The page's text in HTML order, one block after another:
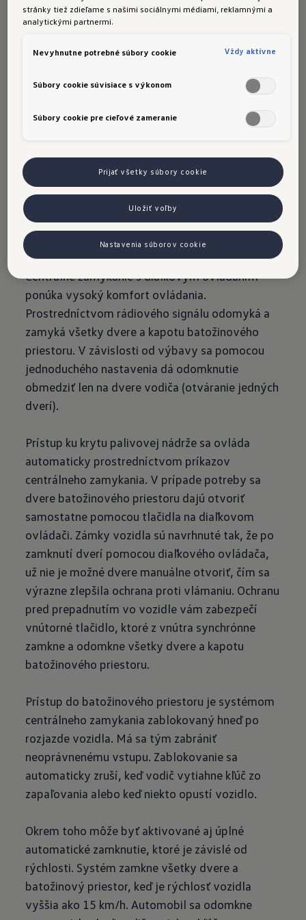
svetlometu alebo do nárazníka. Passat a Polo sú
Stretávacie svetlá zapnuté cez deň.
Funkcie sa automaticky zapnú pri naštartovaní
Diaľkové ovládanie
Centrálne zamykanie s diaľkovým ovládaním
ponúka vysoký komfort ovládania.
Prostredníctvom rádiového signálu odomyká a
zamyká všetky dvere a kapotu batožinového
priestoru. V závislosti od výbavy sa pomocou
jednoduchého nastavenia dá odomknutie
obmedziť len na dvere vodiča (otváranie jedných
dverí).
Prístup ku krytu palivovej nádrže sa ovláda
automaticky prostredníctvom príkazov
centrálneho zamykania. V prípade potreby sa
dvere batožinového priestoru dajú otvoriť
samostatne pomocou tlačidla na diaľkovom
ovládači. Zámky vozidla sú navrhnuté tak, že po
zamknutí dverí pomocou diaľkového ovládača,
už nie je možné dvere manuálne otvoriť, čím sa
výrazne zlepšila ochrana proti vlámaniu. Ochranu
pred prepadnutím vo vozidle vám zabezpečí
vnútorné tlačidlo, ktoré z vnútra synchrónne
zamkne a odomkne všetky dvere a kapotu
batožinového priestoru.
Prístup do batožinového priestoru je systémom
centrálneho zamykania zablokovaný hneď po
rozjazde vozidla. Má sa tým zabrániť
neoprávnenému vstupu. Zablokovanie sa
automaticky zruší, keď vodič vytiahne kľúč zo
zapaľovania alebo keď niekto opustí vozidlo.
Okrem toho môže byť aktivované aj úplné
automatické zamknutie, ktoré je závislé od
rýchlosti. Systém zamkne všetky dvere a
batožinový priestor, keď je rýchlosť vozidla
vyššia ako 15 km/h. Automobil sa odomkne
stránky tiež zdieľame s našimi sociálnymi médiami, reklamnými a
analytickými partnermi.
Nevyhnutne potrebné súbory cookie Vždy aktívne
Súbory cookie súvisiace s výkonom
Súbory cookie pre cieľové zameranie
Prijať všetky súbory cookie
Uložiť voľby
Nastavenia súborov cookie